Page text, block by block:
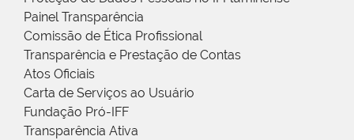
Painel Transparência
Comissão de Ética Profissional
Transparência e Prestação de Contas
Atos Oficiais
Carta de Serviços ao Usuário
Fundação Pró-IFF
Transparência Ativa